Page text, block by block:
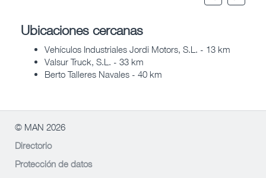
Ubicaciones cercanas
Vehículos Industriales Jordi Motors, S.L. - 13 km
Valsur Truck, S.L. - 33 km
Berto Talleres Navales - 40 km
© MAN 2026
Directorio
Protección de datos